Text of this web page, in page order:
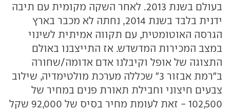
בעולם בשנת 2013. לאחר השקה מקומית עם תיבה
ידנית בלבד בשנת 2014, נחתה לא מכבר בארץ
הגרסה האוטומטית, עם תקווה אמיתית לשינוי
במצב המכירות המדשדש. אז התייצבנו באולם
התצוגה של אופל וקיבלנו אדם אדומה/שחורה
ב"רמת אבזור 3" שכללה מערכת מולטימדיה, שילוב
צבעים חיצוני וחבילת תאורת פנים במחיר של
102,500 - זאת לעומת מחיר בסיס של 92,000 שקל